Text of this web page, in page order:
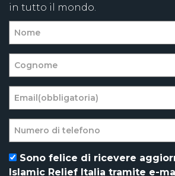
in tutto il mondo.
Sono felice di ricevere
Islamic Relief Italia tramite e-